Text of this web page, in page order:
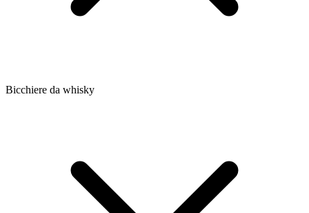
Bicchiere da whisky